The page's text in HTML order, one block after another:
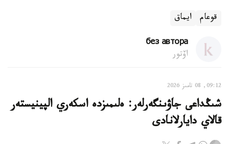
قوعام ايماق
без автора
اۆتور
09:12, 08 تامىز 2026
شىڭداعى جاۋىنگەرلەر: ەلىمىزدە اسكەري الپينيستەر
قالاي دايارلانادى